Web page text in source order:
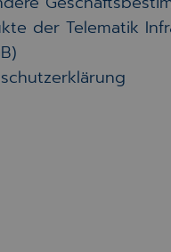
der Telematik